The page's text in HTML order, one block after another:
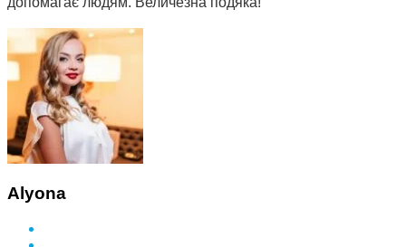
Alyona